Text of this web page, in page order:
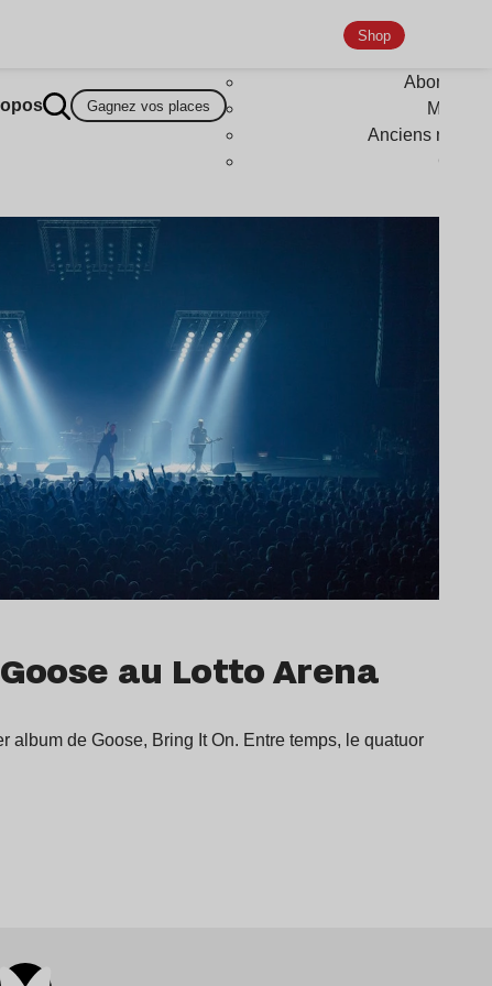
Gagnez vos places
Shop
Anciens
au Lotto Arena
album de Goose, Bring It On. Entre temps, le quatuor